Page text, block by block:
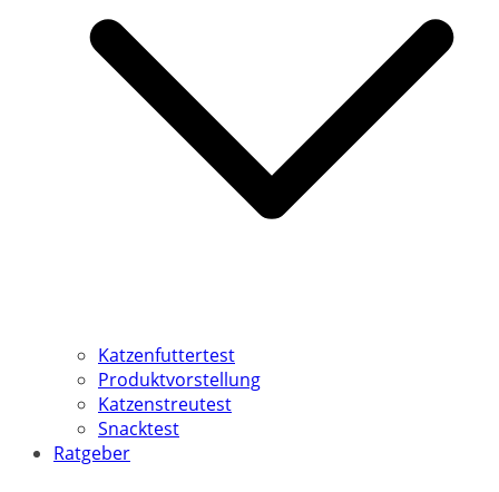
Katzenfuttertest
Produktvorstellung
Katzenstreutest
Snacktest
Ratgeber